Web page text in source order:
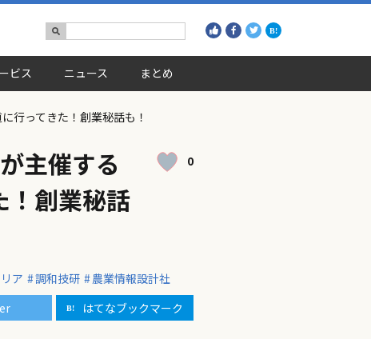
ビス ニュース まとめ
行ってきた！創業秘話も！
主催する
創業秘話
0
ア 調和技研
農業情報設計社